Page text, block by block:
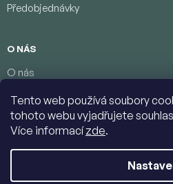
Tento web používá soubory
tohoto webu vyjadřujete
Více informacízde.
Předobjednávky
O NÁS
O nás
Podmínky ochrany osobních údajů
Kontakty